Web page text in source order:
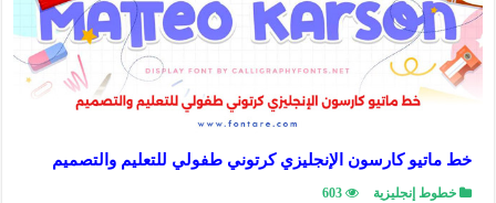
خط ماتيو كارسون الإنجليزي كرتوني طفولي للتعليم والتصميم
خطوط إنجليزية 603